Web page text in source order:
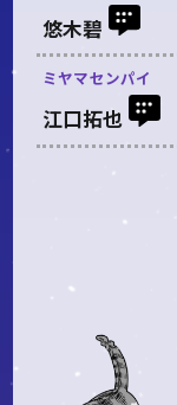
悠木碧
ミヤマセンパイ
江口拓也